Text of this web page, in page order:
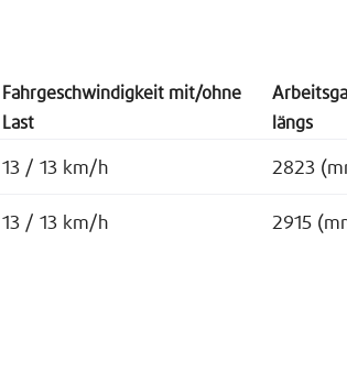
Fahrgeschwindigkeit mit/ohne
Last
längs
13 / 13 km/h 2823
13 / 13 km/h 2915